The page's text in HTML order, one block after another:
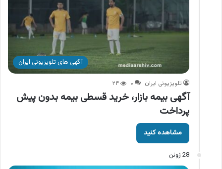
آگهی های تلویزیونی ایران
تلویزیونی ایران ۰ ۲۴
آگهی بیمه بازار، خرید قسطی بیمه بدون پیش
پرداخت
مشاهده کنید
28 ژوئن